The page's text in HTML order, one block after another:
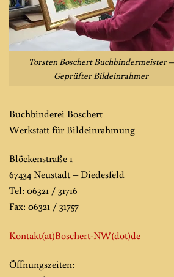
Torsten Boschert Buchbindermeister –
Geprüfter Bildeinrahmer
Buchbinderei Boschert
Werkstatt für Bildeinrahmung
Blöckenstraße 1
67434 Neustadt – Diedesfeld
Tel: 06321 / 31716
Fax: 06321 / 31757
Kontakt(at)Boschert-NW(dot)de
Öffnungszeiten: